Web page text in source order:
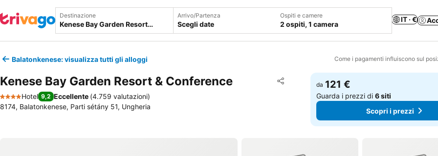
Destinazione Arrivo/Partenza
Scegli date
Ospiti e camere
2 ospiti, 1 camera
IT · €
Balatonkenese: visualizza tutti gli alloggi Come i pagamenti influiscono sul
Kenese Bay Garden Resort & Conference Condividi
Aggiungi ai preferiti
4 Stelle
Hotel 9,2 Eccellente (4.759 valutazioni)
8174, Balatonkenese, Parti sétány 51, Ungheria
da 121 €
Guarda i prezzi di6 siti
Scopri i prezzi